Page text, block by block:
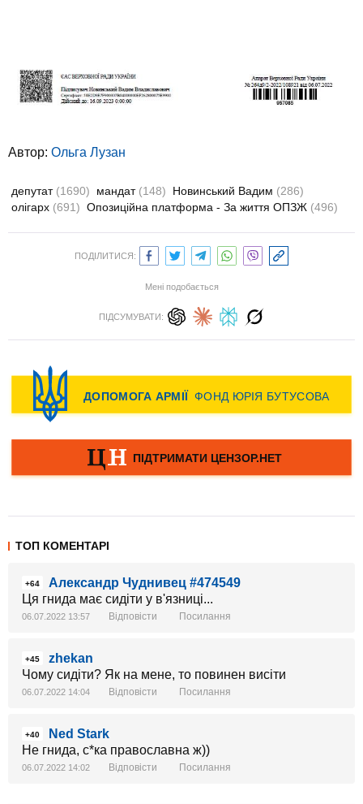
Автор: Ольга Лузан
депутат (1690) мандат (148) Новинський Вадим (286)
олігарх (691) Опозиційна платформа - За життя ОПЗЖ (496)
ПОДІЛИТИСЯ:
Мені подобається
ПІДСУМУВАТИ:
ТОП КОМЕНТАРІ
+64
Александр Чуднивец #474549
Ця гнида має сидіти у в'язниці...
06.07.2022 13:57 Відповісти Посилання
+45
zhekan
Чому сидіти? Як на мене, то повинен висіти
06.07.2022 14:04 Відповісти Посилання
+40
Ned Stark
Не гнида, с*ка православна ж))
06.07.2022 14:02 Відповісти Посилання